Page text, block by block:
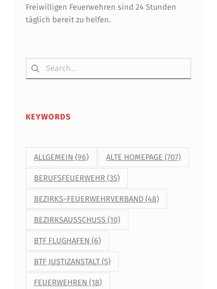
Freiwilligen Feuerwehren sind 24 Stunden
täglich bereit zu helfen.
Suchen nach:
KEYWORDS
ALLGEMEIN (96) ALTE HOMEPAGE (707)
BERUFSFEUERWEHR (35)
BEZIRKS-FEUERWEHRVERBAND(48)
BEZIRKSAUSSCHUSS (10)
BTF FLUGHAFEN (6)
BTF JUSTIZANSTALT(5)
FEUERWEHREN (18)